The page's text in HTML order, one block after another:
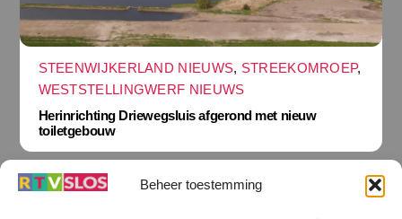
Beheer toestemming
STEENWIJKERLAND NIEUWS, STREEKOMROEP,
WESTSTELLINGWERF NIEUWS
Herinrichting Driewegsluis afgerond met nieuw
toiletgebouw